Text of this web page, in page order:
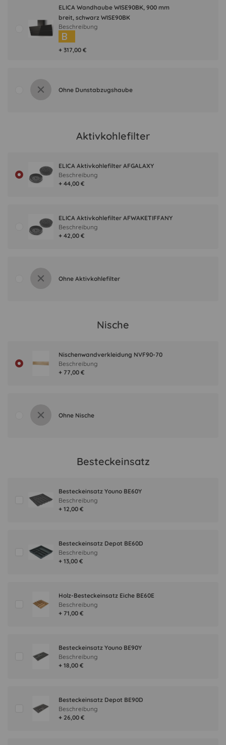
ELICA Wandhaube WISE90BK, 900 mm
breit, schwarz WISE90BK
+ 317,00 €
B
Beschreibung
Ohne Dunstabzugshaube
Aktivkohlefilter
ELICA Aktivkohlefilter AFGALAXY
+ 44,00 €
Beschreibung
ELICA Aktivkohlefilter AFWAKETIFFANY
+ 42,00 €
Beschreibung
Ohne Aktivkohlefilter
Nische
Nischenwandverkleidung NVF90-70
+ 77,00 €
Beschreibung
Ohne Nische
Besteckeinsatz
Besteckeinsatz Youno BE60Y
+ 12,00 €
Beschreibung
Besteckeinsatz Depot BE60D
+ 13,00 €
Beschreibung
Holz-Besteckeinsatz Eiche BE60E
+ 71,00 €
Beschreibung
Besteckeinsatz Youno BE90Y
+ 18,00 €
Beschreibung
Besteckeinsatz Depot BE90D
+ 26,00 €
Beschreibung